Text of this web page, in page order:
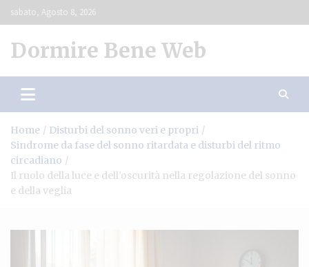
Skip
to
sabato, Agosto 8, 2026
Dormire Bene Web
Home
Disturbi del sonno veri e propri
Sindrome da fase del sonno ritardata e disturbi del ritmo
circadiano
Il ruolo della luce e dell’oscurità nella regolazione del sonno
e della veglia